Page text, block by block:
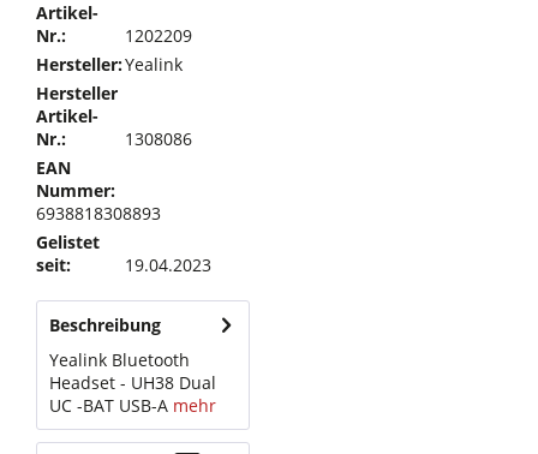
Artikel-
Nr.:
1202209
Hersteller:Yealink
Hersteller
Artikel-
Nr.:
1308086
EAN
Nummer:
6938818308893
Gelistet
seit:
19.04.2023
Beschreibung
Yealink Bluetooth
Headset - UH38 Dual
UC -BAT USB-A mehr